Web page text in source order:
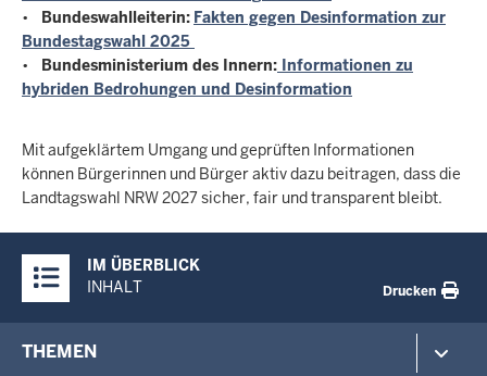
• Bundeswahlleiterin: Fakten gegen Desinformation zur
Bundestagswahl 2025
• Bundesministerium des Innern: Informationen zu
hybriden Bedrohungen und Desinformation
Mit aufgeklärtem Umgang und geprüften Informationen
können Bürgerinnen und Bürger aktiv dazu beitragen, dass die
Landtagswahl NRW 2027 sicher, fair und transparent bleibt.
Inhalte
IM ÜBERBLICK
INHALT
Drucken
menu
THEMEN